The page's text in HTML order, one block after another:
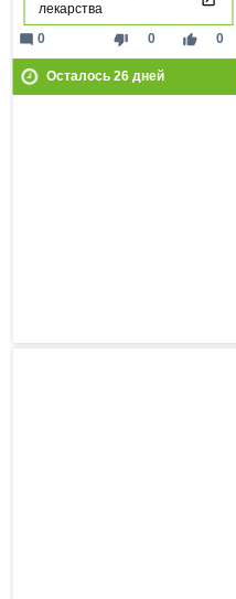
лекарства
thumb_down 0 thumb_up 0
mode_comment 0
Осталось 26дней